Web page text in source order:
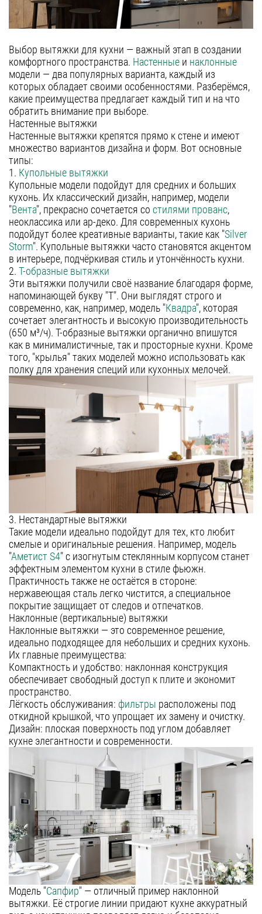
т-образные
аксессуары
Гарантия
Сервис
Контакты
Москва
Екатеринбург
Казань
Нижний Новгород
Новосибирск
Санкт-Петербург
Челябинск
Краснодар
Самара
Уфа
Воронеж
Красноярск
Ростов-на-Дону
Омск
Пермь
8 (800) 555-12-55
пн-пт 09:00–18:00
Выбор вытяжки для кухни — важный этап в создании
комфортного пространства. Настенные и наклонные
модели — два популярных варианта, каждый из
которых обладает своими особенностями. Разберёмся,
какие преимущества предлагает каждый тип и на что
обратить внимание при выборе.
Настенные вытяжки
Настенные вытяжки крепятся прямо к стене и имеют
множество вариантов дизайна и форм. Вот основные
типы:
1. Купольные вытяжки
Купольные модели подойдут для средних и больших
кухонь. Их классический дизайн, например, модели
"Вента", прекрасно сочетается со стилями прованс,
неоклассика или ар-деко. Для современных кухонь
подойдут более креативные варианты, такие как "Silver
Storm". Купольные вытяжки часто становятся акцентом
в интерьере, подчёркивая стиль и утончённость кухни.
2. Т-образные вытяжки
Эти вытяжки получили своё название благодаря форме,
напоминающей букву "Т". Они выглядят строго и
современно, как, например, модель "Квадра", которая
сочетает элегантность и высокую производительность
(650 м³/ч). Т-образные вытяжки органично впишутся
как в минималистичные, так и просторные кухни. Кроме
того, "крылья" таких моделей можно использовать как
полку для хранения специй или кухонных мелочей.
3. Нестандартные вытяжки
Такие модели идеально подойдут для тех, кто любит
смелые и оригинальные решения. Например, модель
"Аметист S4" с изогнутым стеклянным корпусом станет
эффектным элементом кухни в стиле фьюжн.
Практичность также не остаётся в стороне:
нержавеющая сталь легко чистится, а специальное
покрытие защищает от следов и отпечатков.
Наклонные (вертикальные) вытяжки
Наклонные вытяжки — это современное решение,
идеально подходящее для небольших и средних кухонь.
Их главные преимущества:
Компактность и удобство: наклонная конструкция
обеспечивает свободный доступ к плите и экономит
пространство.
Лёгкость обслуживания: фильтры расположены под
откидной крышкой, что упрощает их замену и очистку.
Дизайн: плоская поверхность под углом добавляет
кухне элегантности и современности.
Модель "Сапфир" — отличный пример наклонной
вытяжки. Её строгие линии придают кухне аккуратный